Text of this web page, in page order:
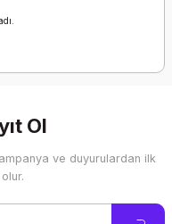
Ol
ve duyurulardan ilk